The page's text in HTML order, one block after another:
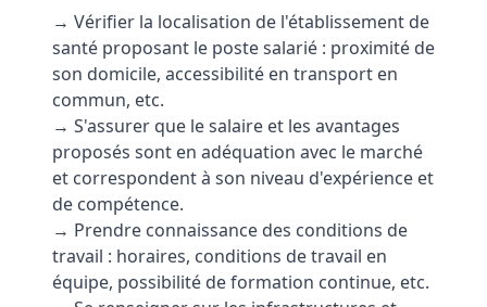
→ Vérifier la localisation de l'établissement de
santé proposant le poste salarié : proximité de
son domicile, accessibilité en transport en
commun, etc.
→ S'assurer que le salaire et les avantages
proposés sont en adéquation avec le marché
et correspondent à son niveau d'expérience et
de compétence.
→ Prendre connaissance des conditions de
travail : horaires, conditions de travail en
équipe, possibilité de formation continue, etc.